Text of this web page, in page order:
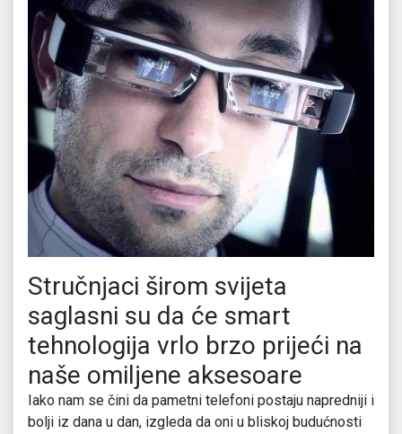
Stručnjaci širom svijeta
saglasni su da će smart
tehnologija vrlo brzo prijeći na
naše omiljene aksesoare
Iako nam se čini da pametni telefoni postaju napredniji i
bolji iz dana u dan, izgleda da oni u bliskoj budućnosti